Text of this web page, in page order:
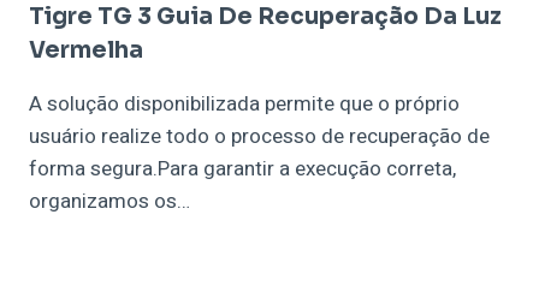
Tigre TG 3 Guia De Recuperação Da Luz
Vermelha
A solução disponibilizada permite que o próprio
usuário realize todo o processo de recuperação de
forma segura.Para garantir a execução correta,
organizamos os…